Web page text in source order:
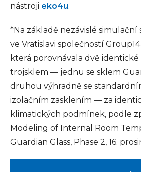
nástroji eko4u.
*Na základě nezávislé
ve Vratislavi společností
která porovnávala dvě identické
trojsklem — jednu se sklem
druhou výhradně se
izolačním zasklením — za
klimatických podmínek, podle
Modeling of Internal Room
Guardian Glass, Phase 2, 16.